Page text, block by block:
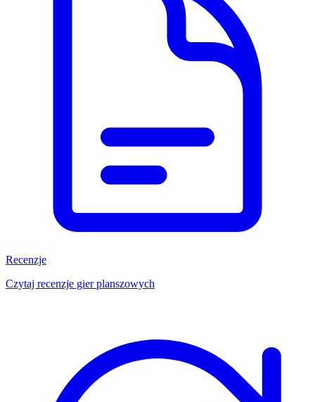
Recenzje
Czytaj recenzje gier planszowych